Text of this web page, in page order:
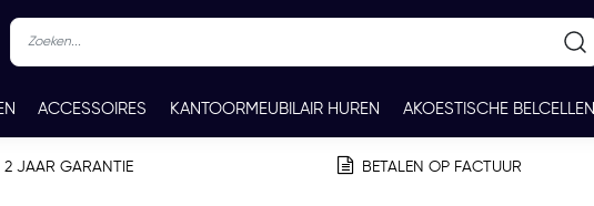
ACCESSOIRES KANTOORMEUBILAIR HUREN AKOESTISCHE BELCELLEN
CONTACT
2 JAAR GARANTIE BETALEN OP FACTUUR